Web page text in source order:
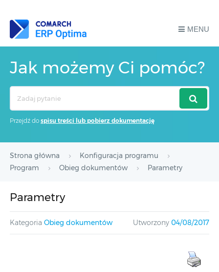
MENU
Jak możemy Ci pomóc?
Przejdź do spisu treści lub pobierz dokumentację
Strona główna
Konfiguracja programu
Program
Obieg dokumentów Parametry
Parametry
Kategoria Obieg dokumentów Utworzony 04/08/2017